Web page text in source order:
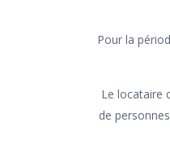
Pour la
Le locataire
de